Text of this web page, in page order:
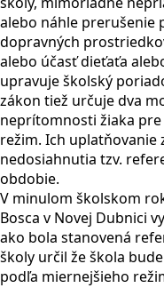
alebo náhle prerušenie
dopravných
alebo účasť dieťaťa
upravuje školský
zákon tiež určuje dva
neprítomnosti žiaka
režim. Ich uplatňovanie
nedosiahnutia tzv.
obdobie.
V minulom školskom
Bosca v Novej Dubnici
ako bola stanovená
školy určil že škola
podľa miernejšieho